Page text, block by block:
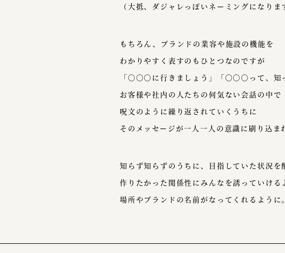
（大抵、ダジャレっぽいネーミングになりま
もちろん、ブランドの業容や施設の機能を
わかりやすく表すのもひとつなのですが
「〇〇〇に行きましょう」「〇〇〇って、知
お客様や社内の人たちの何気ない会話の中で
呪文のように繰り返されていくうちに
そのメッセージが一人一人の意識に刷り込ま
知らず知らずのうちに、目指していた状況を
作りたかった関係性にみんなを誘っていける
場所やブランドの名前がなってくれるように。